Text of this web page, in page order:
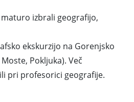
izbrali geografijo,
ekskurzijo na Gorenjsko
Pokljuka). Več
pri profesorici geografije.